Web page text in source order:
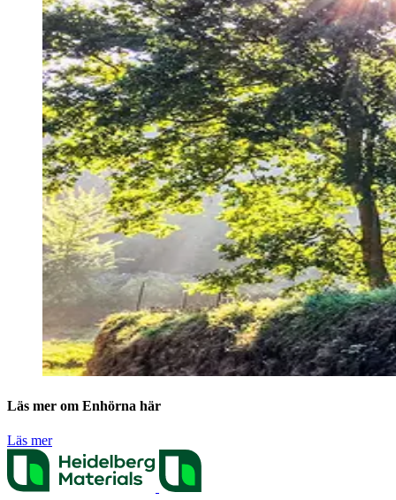
Läs mer om Enhörna här
Läs mer